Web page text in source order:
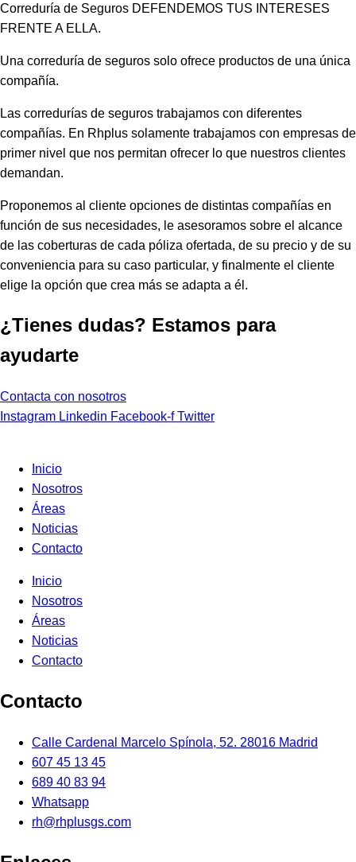
Correduría de Seguros DEFENDEMOS TUS INTERESES
FRENTE A ELLA.
Una correduría de seguros solo ofrece productos de una única
compañía. ​
Las corredurías de seguros trabajamos con diferentes
compañías. En Rhplus solamente trabajamos con empresas de
primer nivel que nos permitan ofrecer lo que nuestros clientes
demandan.
Proponemos al cliente opciones de distintas compañías en
función de sus necesidades, le asesoramos sobre el alcance
de las coberturas de cada póliza ofertada, de su precio y de su
conveniencia para su caso particular, y finalmente el cliente
elige la opción que crea más se adapta a él.
¿Tienes dudas? Estamos para
ayudarte
Contacta con nosotros
Instagram Linkedin Facebook-f Twitter
Inicio
Nosotros
Áreas
Noticias
Contacto
Inicio
Nosotros
Áreas
Noticias
Contacto
Contacto
Calle Cardenal Marcelo Spínola, 52. 28016 Madrid
607 45 13 45
689 40 83 94
Whatsapp
rh@rhplusgs.com